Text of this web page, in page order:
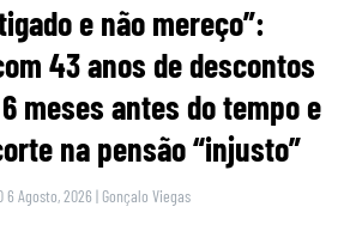
e não mereço”:
43 anos de descontos
meses antes do tempo e
na pensão “injusto”
6 Agosto, 2026 | Gonçalo Viegas